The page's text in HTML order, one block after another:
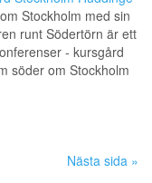
Stockholm med sin
runt Södertörn är ett
- kursgård
söder om Stockholm
Nästa sida »